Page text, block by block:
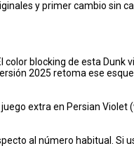
y primer cambio sin
blocking de esta
2025 retoma ese
extra en Persian Violet
al número habitual. Si